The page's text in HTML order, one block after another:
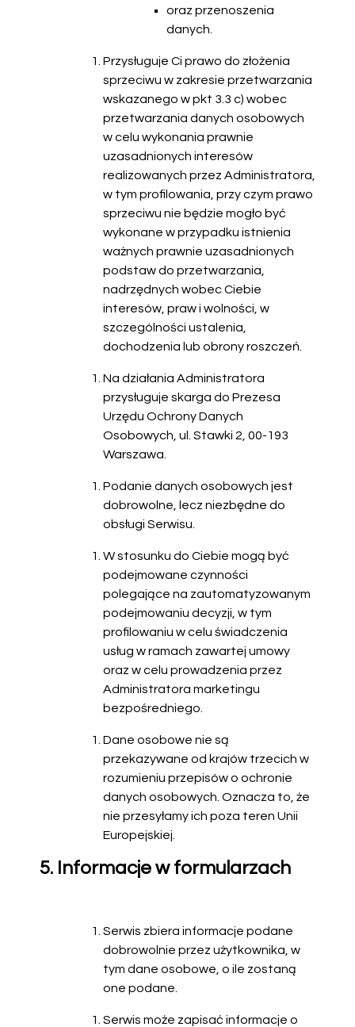
oraz przenoszenia
danych.
Przysługuje Ci prawo do złożenia
sprzeciwu w zakresie przetwarzania
wskazanego w pkt 3.3 c) wobec
przetwarzania danych osobowych
w celu wykonania prawnie
uzasadnionych interesów
realizowanych przez Administratora,
w tym profilowania, przy czym prawo
sprzeciwu nie będzie mogło być
wykonane w przypadku istnienia
ważnych prawnie uzasadnionych
podstaw do przetwarzania,
nadrzędnych wobec Ciebie
interesów, praw i wolności, w
szczególności ustalenia,
dochodzenia lub obrony roszczeń.
Na działania Administratora
przysługuje skarga do Prezesa
Urzędu Ochrony Danych
Osobowych, ul. Stawki 2, 00-193
Warszawa.
Podanie danych osobowych jest
dobrowolne, lecz niezbędne do
obsługi Serwisu.
W stosunku do Ciebie mogą być
podejmowane czynności
polegające na zautomatyzowanym
podejmowaniu decyzji, w tym
profilowaniu w celu świadczenia
usług w ramach zawartej umowy
oraz w celu prowadzenia przez
Administratora marketingu
bezpośredniego.
Dane osobowe nie są
przekazywane od krajów trzecich w
rozumieniu przepisów o ochronie
danych osobowych. Oznacza to, że
nie przesyłamy ich poza teren Unii
Europejskiej.
5. Informacje w formularzach
Serwis zbiera informacje podane
dobrowolnie przez użytkownika, w
tym dane osobowe, o ile zostaną
one podane.
Serwis może zapisać informacje o